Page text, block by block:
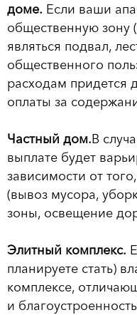
доме. Если ваши
общественную зону
являться подвал,
общественного
расходам придется
оплаты за
Частный дом.В
выплате будет
зависимости от
(вывоз мусора,
зоны, освещение
Элитный комплекс.
планируете стать)
комплексе,
и